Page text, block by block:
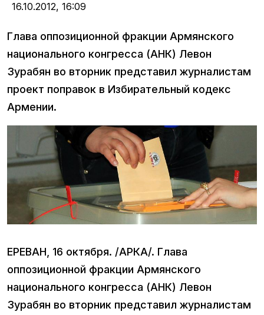
16.10.2012, 16:09
Глава оппозиционной фракции Армянского
национального конгресса (АНК) Левон
Зурабян во вторник представил журналистам
проект поправок в Избирательный кодекс
Армении.
ЕРЕВАН, 16 октября. /АРКА/. Глава
оппозиционной фракции Армянского
национального конгресса (АНК) Левон
Зурабян во вторник представил журналистам